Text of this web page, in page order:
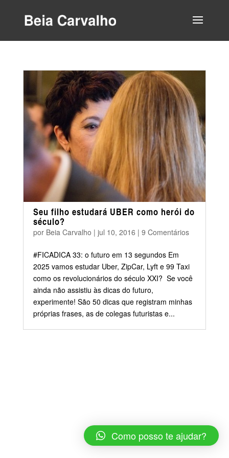
Seu filho estudará UBER como herói do
século?
por Beia Carvalho | jul 10, 2016 | 9 Comentários
#FICADICA 33: o futuro em 13 segundos Em
2025 vamos estudar Uber, ZipCar, Lyft e 99 Taxi
como os revolucionários do século XXI? Se você
ainda não assistiu às dicas do futuro,
experimente! São 50 dicas que registram minhas
próprias frases, as de colegas futuristas e...
Como posso te ajudar?